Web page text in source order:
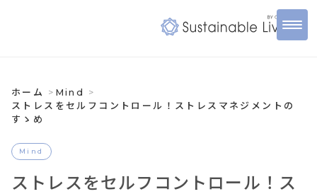
ホーム
Mind
ストレスをセルフコントロール！ストレスマネジメントの
すゝめ
Mind
ストレスをセルフコントロール！ス